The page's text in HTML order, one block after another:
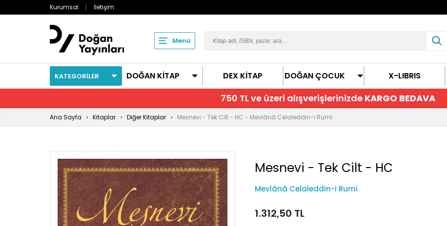
Kurumsal İletişim
Menü
KATEGORİLER DOĞAN KİTAP DEX KİTAP DOĞAN ÇOCUK X-LIBRIS
750 TL ve üzeri alışverişlerinizde KARGO BEDAVA
Ana Sayfa Kitaplar Diğer Kitaplar Mesnevi - Tek Cilt - HC - Mevlânâ Celaleddin-i Rumi
Mesnevi - Tek Cilt - HC
Mevlânâ Celaleddin-i Rumi
1.312,50 TL